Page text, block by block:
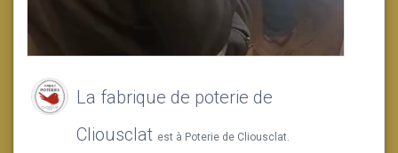
La fabrique de poterie de
Cliousclat est à Poterie de Cliousclat.